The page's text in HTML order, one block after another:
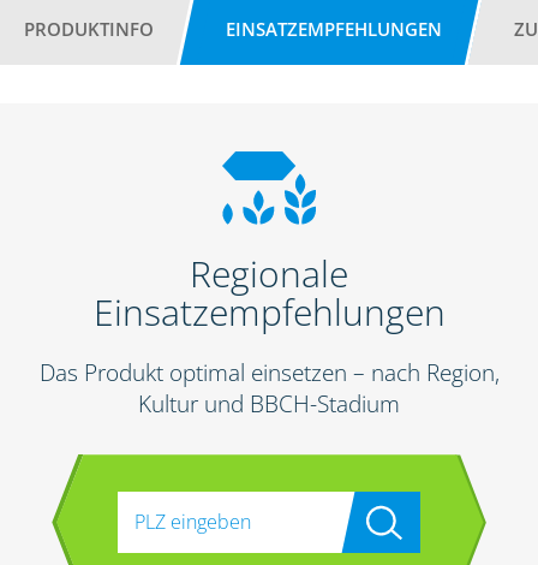
PRODUKTINFO EINSATZEMPFEHLUNGEN
Regionale
Einsatzempfehlungen
Das Produkt optimal einsetzen – nach Region,
Kultur und BBCH-Stadium